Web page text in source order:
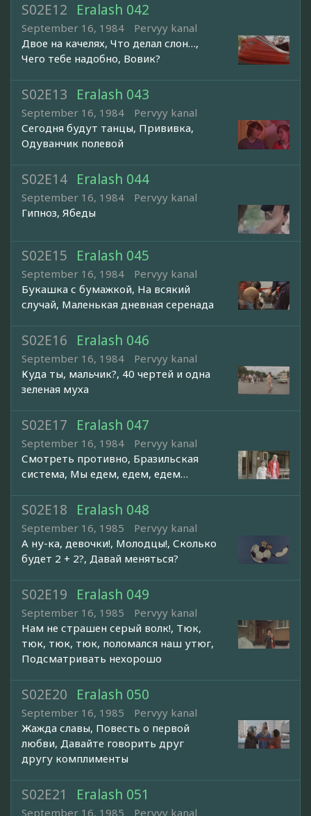
S02E12 Eralash 042
September 16, 1984
Pervyy kanal
Двое на качелях, Что делал слон…,
Чего тебе надобно, Вовик?
S02E13 Eralash 043
September 16, 1984
Pervyy kanal
Сегодня будут танцы, Прививка,
Одуванчик полевой
S02E14 Eralash 044
September 16, 1984
Pervyy kanal
Гипноз, Ябеды
S02E15 Eralash 045
September 16, 1984
Pervyy kanal
Букашка с бумажкой, На всякий
случай, Маленькая дневная серенада
S02E16 Eralash 046
September 16, 1984
Pervyy kanal
Куда ты, мальчик?, 40 чертей и одна
зеленая муха
S02E17 Eralash 047
September 16, 1984
Pervyy kanal
Смотреть противно, Бразильская
система, Мы едем, едем, едем…
S02E18 Eralash 048
September 16, 1985
Pervyy kanal
А ну-ка, девочки!, Молодцы!, Сколько
будет 2 + 2?, Давай меняться?
S02E19 Eralash 049
September 16, 1985
Pervyy kanal
Нам не страшен серый волк!, Тюк,
тюк, тюк, тюк, поломался наш утюг,
Подсматривать нехорошо
S02E20 Eralash 050
September 16, 1985
Pervyy kanal
Жажда славы, Повесть о первой
любви, Давайте говорить друг
другу комплименты
S02E21 Eralash 051
September 16, 1985 Pervyy kanal